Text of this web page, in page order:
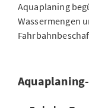
Aquaplaning
Wassermengen